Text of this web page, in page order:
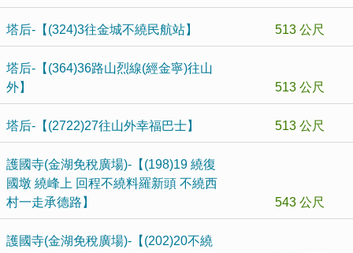
塔后-【(324)3往金城不繞民航站】 513 公尺
塔后-【(364)36路山烈線(經金寧)往山
外】
513 公尺
塔后-【(2722)27往山外幸福巴士】 513 公尺
護國寺(金湖免稅廣場)-【(198)19 繞復
國墩 繞峰上 回程不繞料羅新頭 不繞西
村一走承德路】
543 公尺
護國寺(金湖免稅廣場)-【(202)20不繞